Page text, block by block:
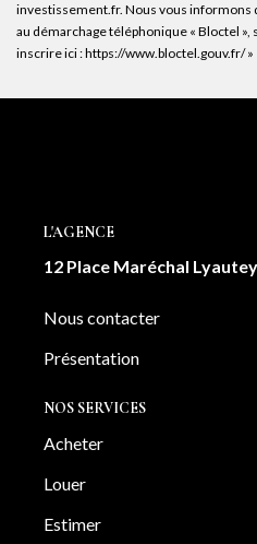
investissement.fr. Nous vous informons
au démarchage téléphonique « Bloctel »,
inscrire ici :https://www.bloctel.gouv.fr/»
L'AGENCE
12 Place Maréchal
Nous contacter
Présentation
NOS SERVICES
Acheter
Louer
Estimer